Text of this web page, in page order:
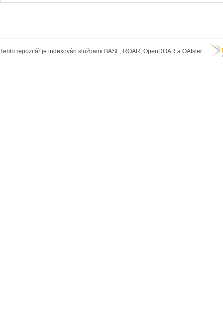
Tento repozitář je indexován službami BASE, ROAR, OpenDOAR a OAIster.